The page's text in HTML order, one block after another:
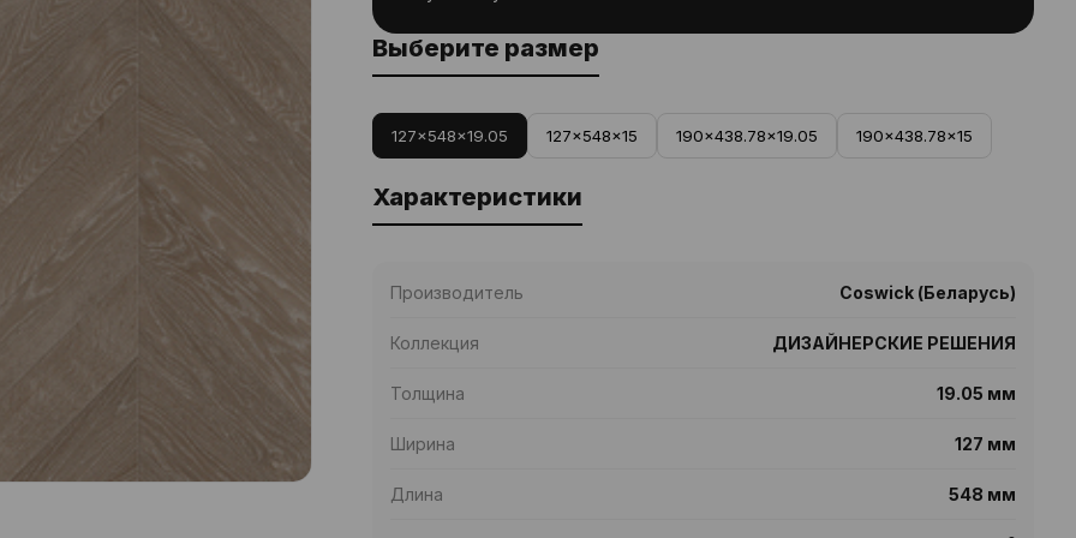
Выберите размер
127x548x19.05 127x548x15 190x438.78x19.05 190x438.78x15
Характеристики
Производитель Coswick (Беларусь)
Коллекция ДИЗАЙНЕРСКИЕ РЕШЕНИЯ
Толщина 19.05 мм
Ширина 127 мм
Длина 548 мм